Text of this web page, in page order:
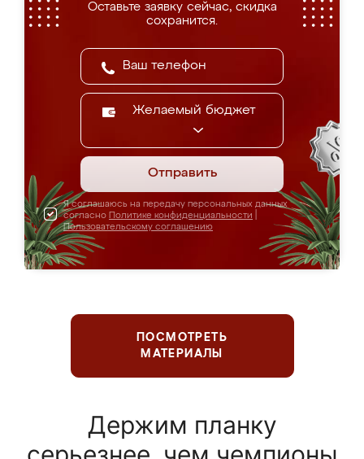
Оставьте заявку сейчас, скидка
сохранится.
Желаемый бюджет
Отправить
Я соглашаюсь на передачу персональных данных
согласно Политике конфиденциальности
Пользовательскому соглашению
ПОСМОТРЕТЬ
МАТЕРИАЛЫ
Держим планку